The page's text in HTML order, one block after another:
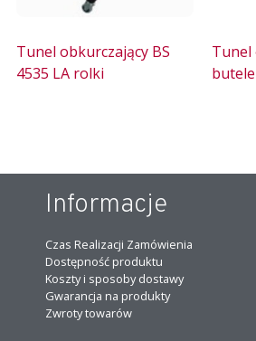
Tunel obkurczający BS
4535 LA rolki
Tunel
Informacje
Czas Realizacji Zamówienia
Dostępność produktu
Koszty i sposoby dostawy
Gwarancja na produkty
Zwroty towarów